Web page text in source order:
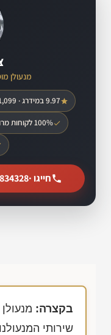
מנעולן
9.97 במידרג · 1,099 חוות דעת
100% לקוחות מרוצים
חייגו ·
בקצרה:
שירותי